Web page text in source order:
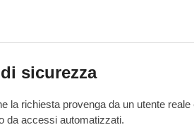
sicurezza
la richiesta provenga da un utente reale
da accessi automatizzati.